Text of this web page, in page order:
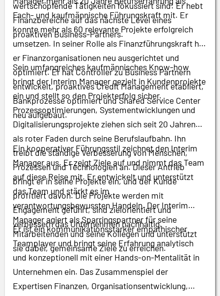
wertschöpfende Tätigkeiten fokussiert sind: Er hebt
Finanzbereiche auf das nächste Level eines
proaktiven Business-Partners.
Fach- und kaufmännische Führungskraft mit. Er
konnte mehr als 60 relevante Projekte erfolgreich
umsetzen. In seiner Rolle als Finanzführungskraft hat
er Finanzorganisationen neu ausgerichtet und
optimiert. Er hat Controller zu Business Partnern
entwickelt, proaktives Credit Management etabliert,
Bankprozesse optimiert und Shared Service Center
neu aufgebaut.
Sein umfangreiches kaufmännisches Know-how
bringt der Interim Manager gezielt in Kundenprojekte
ein und stellt so den Projekterfolg sicher.
Prozessoptimierungen, Systementwicklungen und
Digitalisierungsprojekte ziehen sich seit 20 Jahren
als roter Faden durch seine Berufslaufbahn. Ihn
treibt die ständige Verbesserung von Menschen,
Prozessen und Technologien an. Dieser Antrieb
bringt er in seine Projekte ein, und der Kunde
profitiert davon. Die Projekte werden mit
Engagement geführt, sind zielorientiert und
verbessern das Unternehmen nachhaltig.
Ein kooperativer Führungsstil zeichnet den Interim
Manager aus. Er zeigt Ziele auf und nimmt das Team
auf diese Reise mit. Er entwickelt und unterstützt
das Team und stärkt es im
verantwortungsbewussten Handeln. Der Interim
Manager agiert als Sparringspartner für seine
Mitarbeitenden und seine Kollegen und unterstützt
sie dabei, gemeinsame Ziele zu erreichen.
Er ist ein kommunikationsstarker empathischer
Teamplayer und bringt seine Erfahrung analytisch
und konzeptionell mit einer Hands-on-Mentalität in
Unternehmen ein. Das Zusammenspiel der
Expertisen Finanzen, Organisationsentwicklung,